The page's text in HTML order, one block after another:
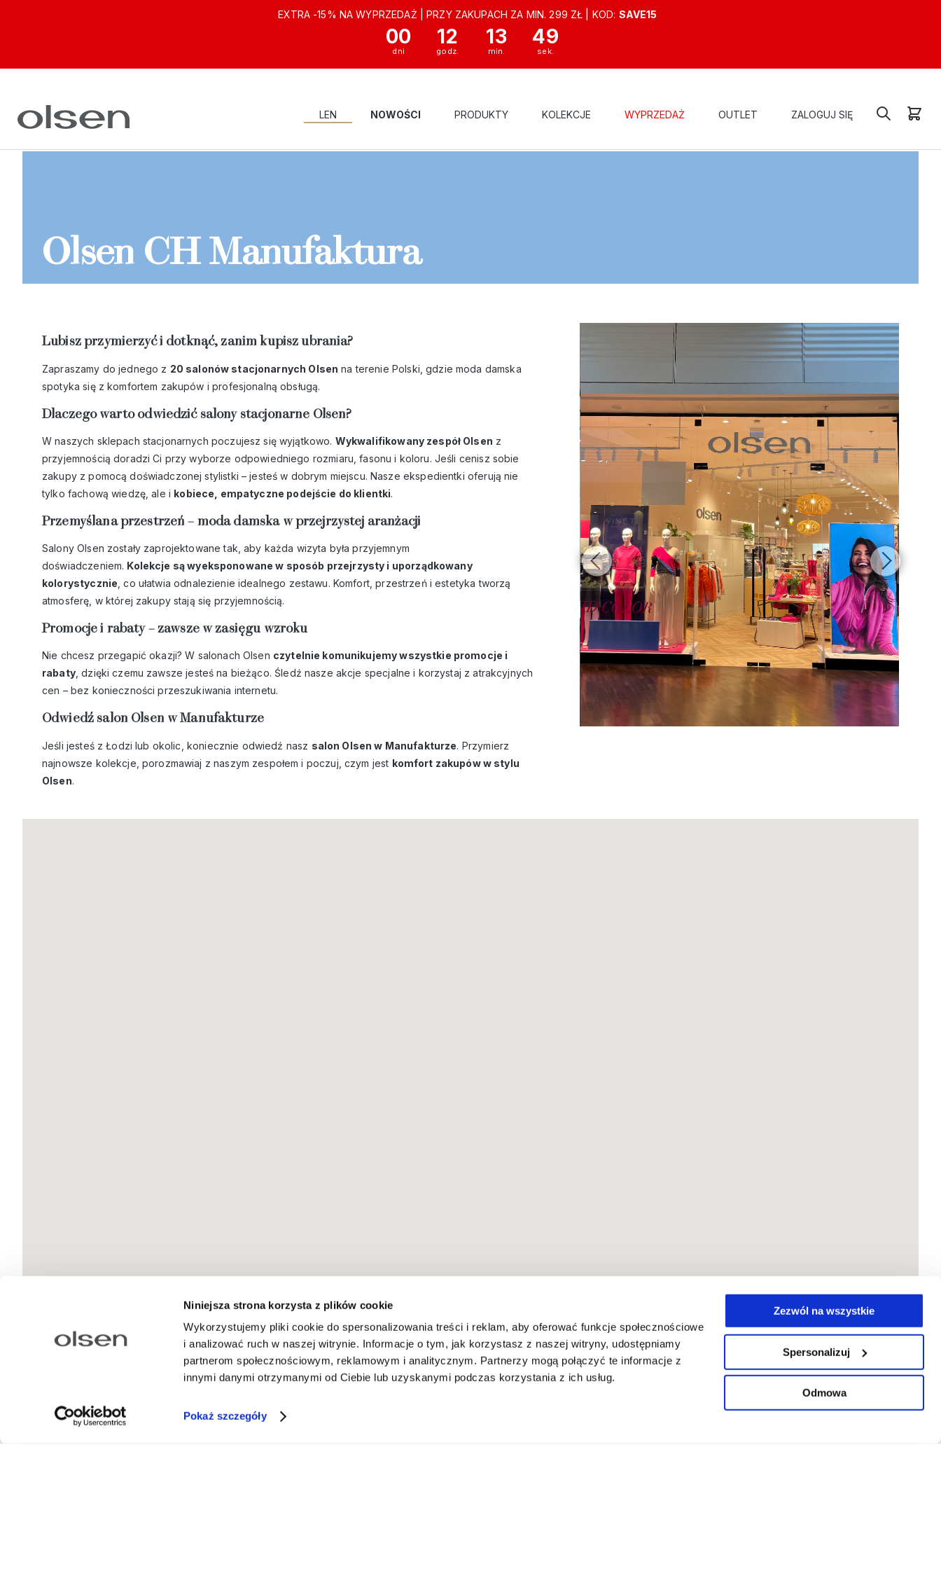
Niniejsza strona korzysta z plików cookie
Wykorzystujemy pliki cookie do spersonalizowania treści i reklam, aby oferować funkcje społecznościowe
i analizować ruch w naszej witrynie. Informacje o tym, jak korzystasz z naszej witryny, udostępniamy
partnerom społecznościowym, reklamowym i analitycznym. Partnerzy mogą połączyć te informacje z
innymi danymi otrzymanymi od Ciebie lub uzyskanymi podczas korzystania z ich usług.
Pokaż szczegóły
Zezwól na wszystkie
Spersonalizuj
Odmowa
EXTRA -15% NA WYPRZEDAŻ | PRZY ZAKUPACH ZA MIN. 299 ZŁ | KOD: SAVE15
00 12 13 48
LEN NOWOŚCI PRODUKTY KOLEKCJE WYPRZEDAŻ OUTLET ZALOGUJ SIĘ
Olsen CH Manufaktura
Lubisz przymierzyć i dotknąć, zanim kupisz ubrania?
Zapraszamy do jednego z 20 salonów stacjonarnych Olsen na terenie Polski, gdzie moda damska
spotyka się z komfortem zakupów i profesjonalną obsługą.
Dlaczego warto odwiedzić salony stacjonarne Olsen?
W naszych sklepach stacjonarnych poczujesz się wyjątkowo. Wykwalifikowany zespół Olsen z
przyjemnością doradzi Ci przy wyborze odpowiedniego rozmiaru, fasonu i koloru. Jeśli cenisz sobie
zakupy z pomocą doświadczonej stylistki – jesteś w dobrym miejscu. Nasze ekspedientki oferują nie
tylko fachową wiedzę, ale i kobiece, empatyczne podejście do klientki.
Przemyślana przestrzeń – moda damska w przejrzystej aranżacji
Salony Olsen zostały zaprojektowane tak, aby każda wizyta była przyjemnym
doświadczeniem. Kolekcje są wyeksponowane w sposób przejrzysty i uporządkowany
kolorystycznie , co ułatwia odnalezienie idealnego zestawu. Komfort, przestrzeń i estetyka tworzą
atmosferę, w której zakupy stają się przyjemnością.
Promocje i rabaty – zawsze w zasięgu wzroku
Nie chcesz przegapić okazji? W salonach Olsen czytelnie komunikujemy wszystkie promocje i
rabaty, dzięki czemu zawsze jesteś na bieżąco. Śledź nasze akcje specjalne i korzystaj z atrakcyjnych
cen – bez konieczności przeszukiwania internetu.
Odwiedź salon Olsen w Manufakturze
Jeśli jesteś z Łodzi lub okolic, koniecznie odwiedź nasz salon Olsen w Manufakturze. Przymierz
najnowsze kolekcje, porozmawiaj z naszym zespołem i poczuj, czym jest komfort zakupów w stylu
Olsen.